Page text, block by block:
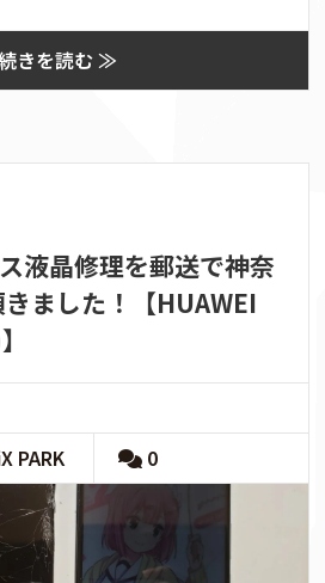
きを読む ≫
液晶修理を郵送で神奈
ました！【HUAWEI
PARK
0